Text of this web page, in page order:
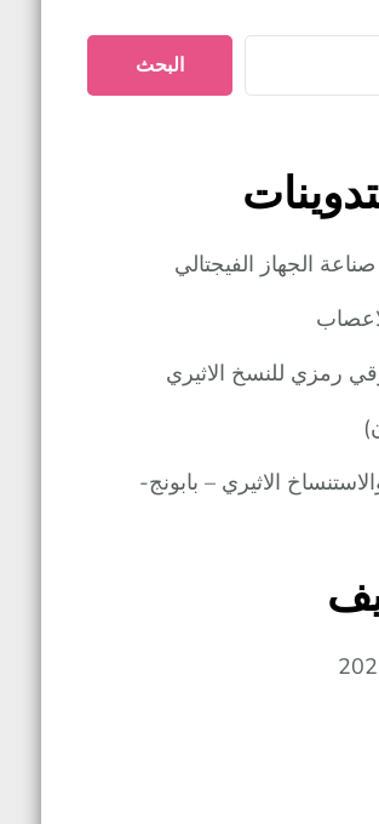
البحث
الجهاز الفيجتالي
رمزي للنسخ الاثيري
الاثيري – بابونج-